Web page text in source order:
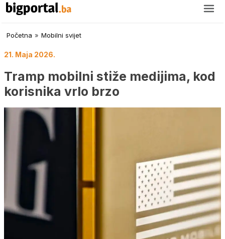
Početna » Mobilni svijet
21. Maja 2026.
Tramp mobilni stiže medijima, kod
korisnika vrlo brzo